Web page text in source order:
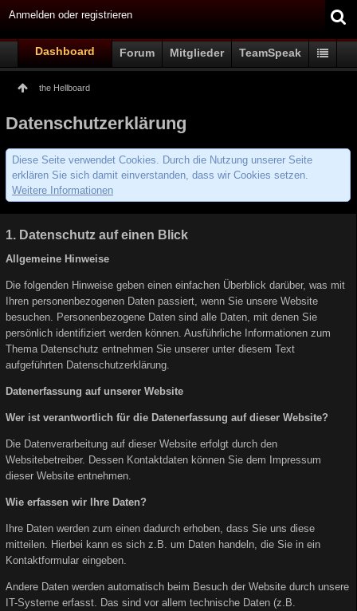
Anmelden oder registrieren
Dashboard Forum Mitglieder TeamSpeak
the Hellboard
Datenschutzerklärung
Diese Seite verwendet Cookies. Durch die Nutzung unserer Seite
erklären Sie sich damit einverstanden, dass wir Cookies setzen.
Weitere Informationen
1. Datenschutz auf einen Blick
Allgemeine Hinweise
Die folgenden Hinweise geben einen einfachen Überblick darüber, was mit
Ihren personenbezogenen Daten passiert, wenn Sie unsere Website
besuchen. Personenbezogene Daten sind alle Daten, mit denen Sie
persönlich identifiziert werden können. Ausführliche Informationen zum
Thema Datenschutz entnehmen Sie unserer unter diesem Text
aufgeführten Datenschutzerklärung.
Datenerfassung auf unserer Website
Wer ist verantwortlich für die Datenerfassung auf dieser Website?
Die Datenverarbeitung auf dieser Website erfolgt durch den
Websitebetreiber. Dessen Kontaktdaten können Sie dem Impressum
dieser Website entnehmen.
Wie erfassen wir Ihre Daten?
Ihre Daten werden zum einen dadurch erhoben, dass Sie uns diese
mitteilen. Hierbei kann es sich z.B. um Daten handeln, die Sie in ein
Kontaktformular eingeben.
Andere Daten werden automatisch beim Besuch der Website durch unsere
IT-Systeme erfasst. Das sind vor allem technische Daten (z.B.